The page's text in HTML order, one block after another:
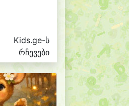
Kids.ge-ს
რჩევები